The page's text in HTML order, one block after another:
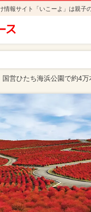
情報サイト「いこーよ」は親子
国営ひたち海浜公園で約4